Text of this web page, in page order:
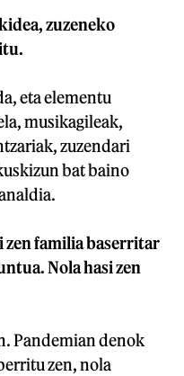
zuzeneko
eta elementu
musikagileak,
zuzendari
bat baino
zen familia baserritar
Nola hasi zen
Pandemian denok
zen, nola